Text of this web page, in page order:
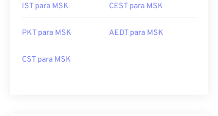
IST para MSK CEST para MSK
PKT para MSK AEDT para MSK
CST para MSK